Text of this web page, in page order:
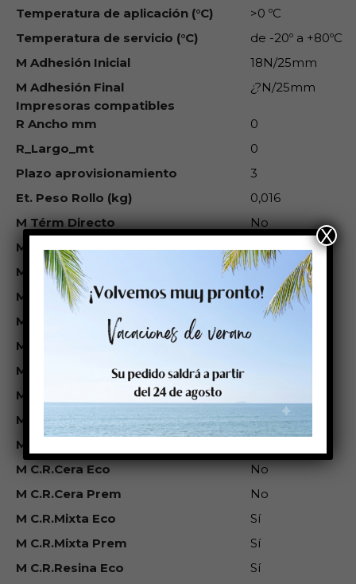
Temperatura de aplicación (°C)
>0 ºC
Temperatura de servicio (°C)
de -20º a +80ºC
M Adhesión Inicial
18N/25mm
M Adhesión Final
¿?N/25mm
Impresoras compatibles
R Ancho mm
0
R_Largo_mt
0
Plazo aprovisionamiento
3
Et. Peso Rollo (kg)
0,016
M Térm Directo
No
M Trans.Termica
Sí
M Inkjet
Sí
M Láser
No
M Res.Agua
Media
M Res.Ag.Salada
M Res.Sol
M Res.Gasolina
M Res.Tempt.
No
M Res.Intemperie
M C.R.Cera Eco
No
M C.R.Cera Prem
No
M C.R.Mixta Eco
Sí
M C.R.Mixta Prem
Sí
M C.R.Resina Eco
Sí
X